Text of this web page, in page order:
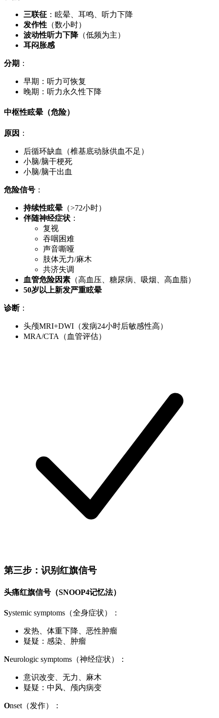
三联征 ：眩晕、耳鸣、听力下降
发作性 （数小时）
波动性听力下降（低频为主）
耳闷胀感
分期 ：
早期：听力可恢复
晚期：听力永久性下降
中枢性眩晕（危险）
原因 ：
后循环缺血（椎基底动脉供血不足）
小脑/脑干梗死
小脑/脑干出血
危险信号 ：
持续性眩晕 （>72小时）
伴随神经症状 ：
复视
吞咽困难
声音嘶哑
肢体无力/麻木
共济失调
血管危险因素 （高血压、糖尿病、吸烟、高血脂）
50岁以上新发严重眩晕
诊断：
头颅MRI+DWI（发病24小时后敏感性高）
MRA/CTA（血管评估）
第三步：识别红旗信号
头痛红旗信号（SNOOP4记忆法）
Systemic symptoms（全身症状）：
发热、体重下降、恶性肿瘤
疑疑：感染、肿瘤
Neurologic symptoms（神经症状）：
意识改变、无力、麻木
疑疑：中风、颅内病变
Onset（发作）：